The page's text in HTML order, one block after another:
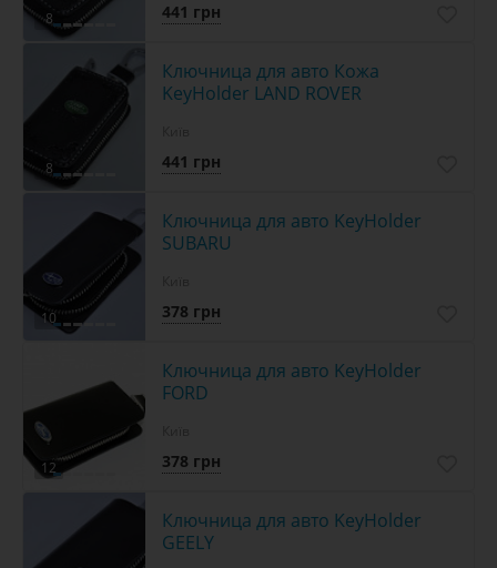
8 441 грн
8
Ключница для авто Кожа
KeyHolder LAND ROVER
441 грн
10
Ключница для авто KeyHolder
SUBARU
378 грн
12
Ключница для авто KeyHolder
FORD
378 грн
Ключница для авто KeyHolder
GEELY